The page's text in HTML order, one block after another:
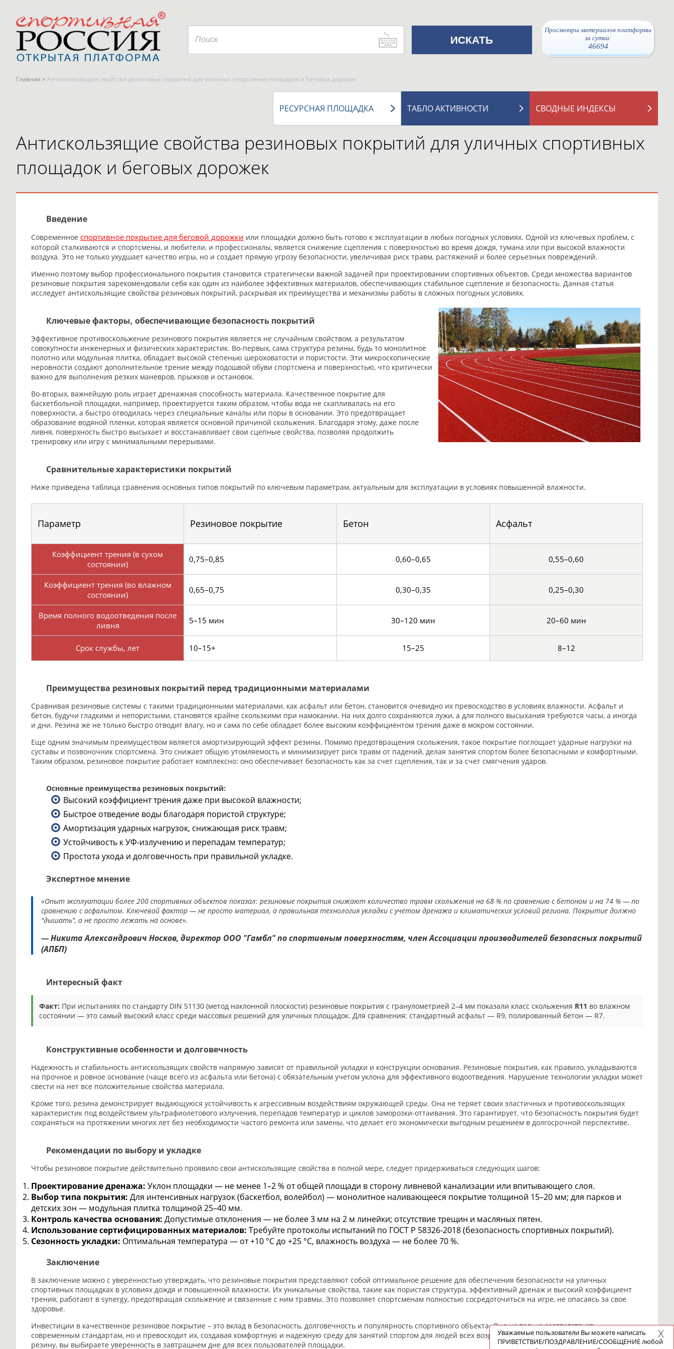
Просмотры материалов платформы
за сутки:
46694
Главная » Антискользящие свойства резиновых покрытий для уличных спортивных площадок и беговых дорожек
СВОДНЫЕ ИНДЕКСЫ
ТАБЛО АКТИВНОСТИ
РЕСУРСНАЯ ПЛОЩАДКА
Антискользящие свойства резиновых покрытий для уличных спортивных
площадок и беговых дорожек
Введение
Современное спортивное покрытие для беговой дорожки или площадки должно быть готово к эксплуатации в любых погодных условиях. Одной из ключевых проблем, с
которой сталкиваются и спортсмены, и любители, и профессионалы, является снижение сцепления с поверхностью во время дождя, тумана или при высокой влажности
воздуха. Это не только ухудшает качество игры, но и создает прямую угрозу безопасности, увеличивая риск травм, растяжений и более серьезных повреждений.
Именно поэтому выбор профессионального покрытия становится стратегически важной задачей при проектировании спортивных объектов. Среди множества вариантов
резиновые покрытия зарекомендовали себя как один из наиболее эффективных материалов, обеспечивающих стабильное сцепление и безопасность. Данная статья
исследует антискользящие свойства резиновых покрытий, раскрывая их преимущества и механизмы работы в сложных погодных условиях.
Ключевые факторы, обеспечивающие безопасность покрытий
Эффективное противоскольжение резинового покрытия является не случайным свойством, а результатом
совокупности инженерных и физических характеристик. Во-первых, сама структура резины, будь то монолитное
полотно или модульная плитка, обладает высокой степенью шероховатости и пористости. Эти микроскопические
неровности создают дополнительное трение между подошвой обуви спортсмена и поверхностью, что критически
важно для выполнения резких маневров, прыжков и остановок.
Во-вторых, важнейшую роль играет дренажная способность материала. Качественное покрытие для
баскетбольной площадки, например, проектируется таким образом, чтобы вода не скапливалась на его
поверхности, а быстро отводилась через специальные каналы или поры в основании. Это предотвращает
образование водяной пленки, которая является основной причиной скольжения. Благодаря этому, даже после
ливня, поверхность быстро высыхает и восстанавливает свои сцепные свойства, позволяя продолжить
тренировку или игру с минимальными перерывами.
Сравнительные характеристики покрытий
Ниже приведена таблица сравнения основных типов покрытий по ключевым параметрам, актуальным для эксплуатации в условиях повышенной влажности.
Параметр Резиновое покрытие Бетон Асфальт
Коэффициент трения (в сухом
состоянии)
0,75–0,85 0,60–0,65 0,55–0,60
Коэффициент трения (во влажном
состоянии)
0,65–0,75 0,30–0,35 0,25–0,30
Время полного водоотведения после
ливня
5–15 мин 30–120 мин 20–60 мин
Срок службы, лет 10–15+ 15–25 8–12
Преимущества резиновых покрытий перед традиционными материалами
Сравнивая резиновые системы с такими традиционными материалами, как асфальт или бетон, становится очевидно их превосходство в условиях влажности. Асфальт и
бетон, будучи гладкими и непористыми, становятся крайне скользкими при намокании. На них долго сохраняются лужи, а для полного высыхания требуются часы, а иногда
и дни. Резина же не только быстро отводит влагу, но и сама по себе обладает более высоким коэффициентом трения даже в мокром состоянии.
Еще одним значимым преимуществом является амортизирующий эффект резины. Помимо предотвращения скольжения, такое покрытие поглощает ударные нагрузки на
суставы и позвоночник спортсмена. Это снижает общую утомляемость и минимизирует риск травм от падений, делая занятия спортом более безопасными и комфортными.
Таким образом, резиновое покрытие работает комплексно: оно обеспечивает безопасность как за счет сцепления, так и за счет смягчения ударов.
Основные преимущества резиновых покрытий:
Высокий коэффициент трения даже при высокой влажности;
Быстрое отведение воды благодаря пористой структуре;
Амортизация ударных нагрузок, снижающая риск травм;
Устойчивость к УФ-излучению и перепадам температур;
Простота ухода и долговечность при правильной укладке.
Экспертное мнение
«Опыт эксплуатации более 200 спортивных объектов показал: резиновые покрытия снижают количество травм скольжения на 68 % по сравнению с бетоном и на 74 % — по
сравнению с асфальтом. Ключевой фактор — не просто материал, а правильная технология укладки с учетом дренажа и климатических условий региона. Покрытие должно
"дышать", а не просто лежать на основе».
— Никита Александрович Носков, директор ООО "Гамбл" по спортивным поверхностям, член Ассоциации производителей безопасных покрытий
(АПБП)
Интересный факт
Факт: При испытаниях по стандарту DIN 51130 (метод наклонной плоскости) резиновые покрытия с гранулометрией 2–4 мм показали класс скольжения R11 во влажном
состоянии — это самый высокий класс среди массовых решений для уличных площадок. Для сравнения: стандартный асфальт — R9, полированный бетон — R7.
Конструктивные особенности и долговечность
Надежность и стабильность антискользящих свойств напрямую зависят от правильной укладки и конструкции основания. Резиновые покрытия, как правило, укладываются
на прочное и ровное основание (чаще всего из асфальта или бетона) с обязательным учетом уклона для эффективного водоотведения. Нарушение технологии укладки может
свести на нет все положительные свойства материала.
Кроме того, резина демонстрирует выдающуюся устойчивость к агрессивным воздействиям окружающей среды. Она не теряет своих эластичных и противоскользящих
характеристик под воздействием ультрафиолетового излучения, перепадов температур и циклов заморозки-оттаивания. Это гарантирует, что безопасность покрытия будет
сохраняться на протяжении многих лет без необходимости частого ремонта или замены, что делает его экономически выгодным решением в долгосрочной перспективе.
Рекомендации по выбору и укладке
Чтобы резиновое покрытие действительно проявило свои антискользящие свойства в полной мере, следует придерживаться следующих шагов:
Проектирование дренажа: Уклон площадки — не менее 1–2 % от общей площади в сторону ливневой канализации или впитывающего слоя.
Выбор типа покрытия: Для интенсивных нагрузок (баскетбол, волейбол) — монолитное наливающееся покрытие толщиной 15–20 мм; для парков и
детских зон — модульная плитка толщиной 25–40 мм.
Контроль качества основания: Допустимые отклонения — не более 3 мм на 2 м линейки; отсутствие трещин и масляных пятен.
Использование сертифицированных материалов: Требуйте протоколы испытаний по ГОСТ Р 58326-2018 (безопасность спортивных покрытий).
Сезонность укладки: Оптимальная температура — от +10 °C до +25 °C, влажность воздуха — не более 70 %.
Заключение
В заключение можно с уверенностью утверждать, что резиновые покрытия представляют собой оптимальное решение для обеспечения безопасности на уличных
спортивных площадках в условиях дождя и повышенной влажности. Их уникальные свойства, такие как пористая структура, эффективный дренаж и высокий коэффициент
трения, работают в synergy, предотвращая скольжение и связанные с ним травмы. Это позволяет спортсменам полностью сосредоточиться на игре, не опасаясь за свое
здоровье.
Инвестиции в качественное резиновое покрытие – это вклад в безопасность, долговечность и популярность спортивного объекта. Оно не только соответствует
современным стандартам, но и превосходит их, создавая комфортную и надежную среду для занятий спортом для людей всех возрастов и уровней подготовки. Выбирая
резину, вы выбираете уверенность в завтрашнем дне для всех пользователей площадки.
Уважаемые пользователи Вы можете написать
ПРИВЕТСТВИЕ/ПОЗДРАВЛЕНИЕ/СООБЩЕНИЕ любой